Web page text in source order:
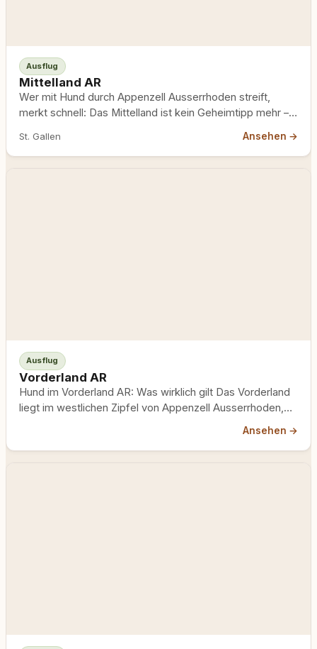
Ausflug
Mittelland AR
Wer mit Hund durch Appenzell Ausserrhoden streift,
merkt schnell: Das Mittelland ist kein Geheimtipp mehr –
St. Gallen Ansehen →
Ausflug
Vorderland AR
Hund im Vorderland AR: Was wirklich gilt Das Vorderland
liegt im westlichen Zipfel von Appenzell Ausserrhoden,
Ansehen →